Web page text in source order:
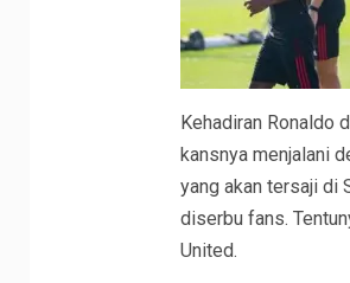
Kehadiran Ronaldo
kansnya menjalani
yang akan tersaji di
diserbu fans.
United.